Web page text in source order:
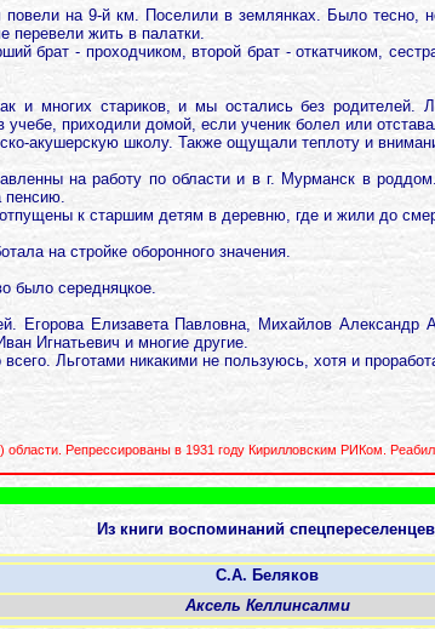
на 9-й км. Поселили в землянках. Было
перевели жить в палатки.
брат - проходчиком, второй брат - откатчиком,
и многих стариков, и мы остались без
приходили домой, если ученик болел или
акушерскую школу. Также ощущали теплоту и
на работу по области и в г. Мурманск в
пенсию.
к старшим детям в деревню, где и жили до
на стройке оборонного значения.
было середняцкое.
Егорова Елизавета Павловна, Михайлов
Игнатьевич и многие другие.
Льготами никакими не пользуюсь, хотя и
Репрессированы в 1931 году Кирилловским РИКом.
Из книги воспоминаний
С.А. Беляков
Аксель Келлинсалми